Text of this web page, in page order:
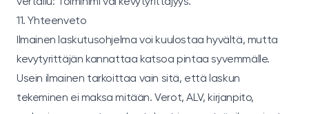
11. Yhteenveto
Ilmainen laskutusohjelma voi kuulostaa hyvältä, mutta
kevytyrittäjän kannattaa katsoa pintaa syvemmälle.
Usein ilmainen tarkoittaa vain sitä, että laskun
tekeminen ei maksa mitään. Verot, ALV, kirjanpito,